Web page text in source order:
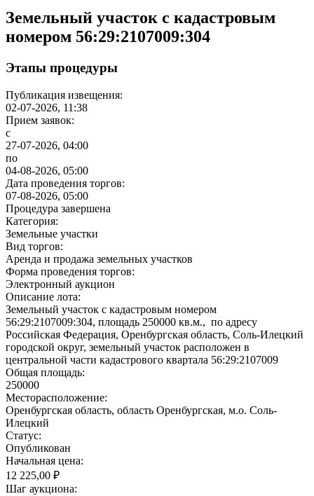
Земельный участок с кадастровым
номером 56:29:2107009:304
Этапы процедуры
Публикация извещения:
02-07-2026, 11:38
Прием заявок:
с
27-07-2026, 04:00
по
04-08-2026, 05:00
Дата проведения торгов:
07-08-2026, 05:00
Процедура завершена
Категория:
Земельные участки
Вид торгов:
Аренда и продажа земельных участков
Форма проведения торгов:
Электронный аукцион
Описание лота:
Земельный участок с кадастровым номером
56:29:2107009:304, площадь 250000 кв.м., по адресу
Российская Федерация, Оренбургская область, Соль-Илецкий
городской округ, земельный участок расположен в
центральной части кадастрового квартала 56:29:2107009
Общая площадь:
250000
Месторасположение:
Оренбургская область, область Оренбургская, м.о. Соль-
Илецкий
Статус:
Опубликован
Начальная цена:
12 225,00 ₽
Шаг аукциона: